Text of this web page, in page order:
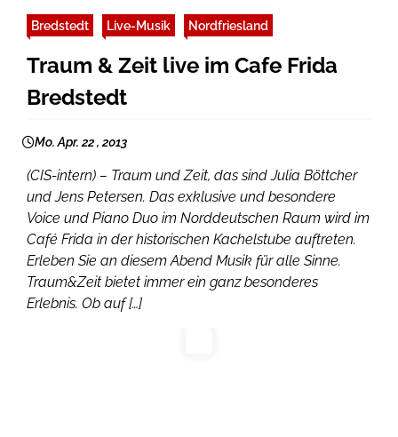
Bredstedt Live-Musik Nordfriesland
Traum & Zeit live im Cafe Frida
Bredstedt
Mo. Apr. 22 , 2013
(CIS-intern) – Traum und Zeit, das sind Julia Böttcher
und Jens Petersen. Das exklusive und besondere
Voice und Piano Duo im Norddeutschen Raum wird im
Café Frida in der historischen Kachelstube auftreten.
Erleben Sie an diesem Abend Musik für alle Sinne.
Traum&Zeit bietet immer ein ganz besonderes
Erlebnis. Ob auf […]